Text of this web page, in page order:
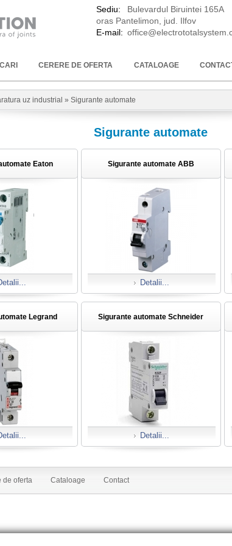
Sediu:
Bulevardul Biruintei 165A
oras Pantelimon, jud. Ilfov
E-mail:
CERERE DE OFERTA CATALOAGE
uz industrial » Sigurante automate
Sigurante automate
Eaton Sigurante automate ABB
Detalii...
Legrand Sigurante automate Schneider
Detalii...
de oferta Cataloage Contact